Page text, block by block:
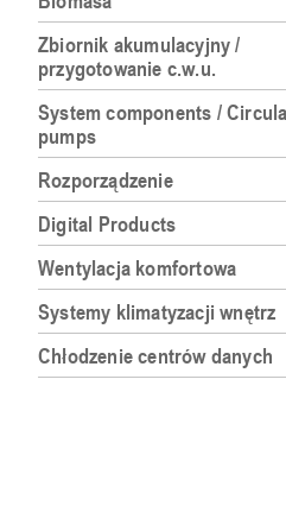
Zbiornik akumulacyjny /
przygotowanie c.w.u.
System components /
pumps
Rozporządzenie
Digital Products
Wentylacja komfortowa
Systemy klimatyzacji wnętrz
Chłodzenie centrów danych